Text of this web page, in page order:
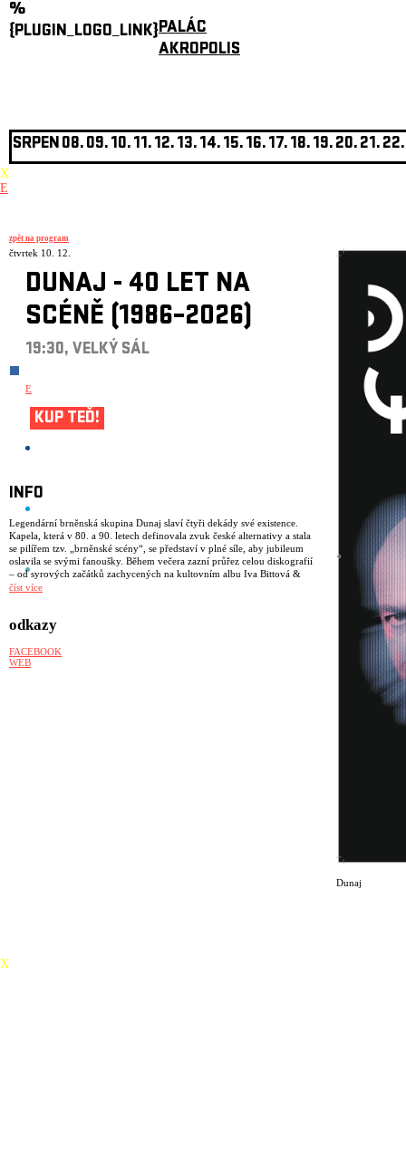
%
{PLUGIN_LOGO_LINK}PALÁC
AKROPOLIS
SRPEN08.09.10.11.12.13.14.15.16.17.18.19.20.21.22.
X
E
zpět na program
čtvrtek 10. 12.
DUNAJ - 40 LET NA
SCÉNĚ (1986–2026)
19:30, VELKÝ SÁL
E
KUP TEĎ!
INFO
Legendární brněnská skupina Dunaj slaví čtyři dekády své existence.
Kapela, která v 80. a 90. letech definovala zvuk české alternativy a stala
se pilířem tzv. „brněnské scény“, se představí v plné síle, aby jubileum
oslavila se svými fanoušky. Během večera zazní průřez celou diskografií
– od syrových začátků zachycených na kultovním albu Iva Bittová &
Dunaj (1989), přes přelomové desky Rosol a Dudlay, až po skladby
Ostřanského a Pavla Koudelky doplňuje výrazná zpěvačka Jana
Vébrová, potvrzuje, že jejich hudba postavená na hypnotických
rytmech, precizní souhře a silné emotivnosti neztratila nic ze své
naléhavosti ani po čtyřiceti letech. Přijďte zažít koncert jedné
číst více
odkazy
FACEBOOK
WEB
Dunaj
X